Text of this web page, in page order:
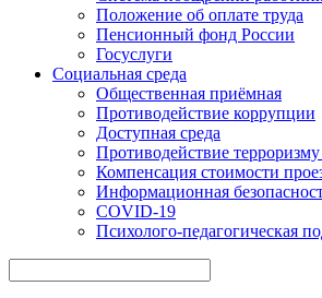
Положение об оплате труда
Пенсионный фонд России
Госуслуги
Социальная среда
Общественная приёмная
Противодействие коррупции
Доступная среда
Противодействие
Компенсация стоимости
Информационная
COVID-19
Психолого-педагогическая